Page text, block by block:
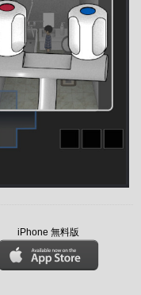
iPhone 無料版